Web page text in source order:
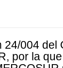
004 del
por la